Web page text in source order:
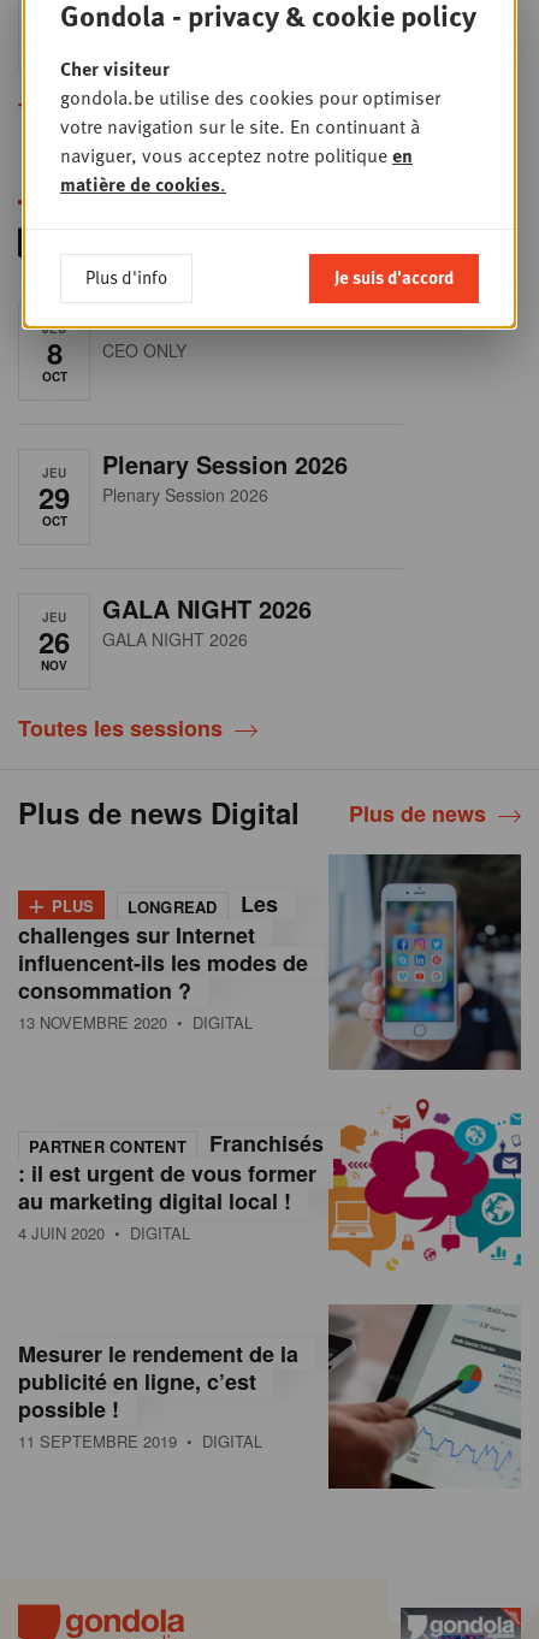
24
2026
Toutes les formations
JEU
8
OCT
RET-TALK
CEO ONLY
JEU
29
OCT
Plenary Session 2026
Plenary Session 2026
JEU
26
NOV
GALA NIGHT 2026
GALA NIGHT 2026
Toutes les sessions
Plus de news Digital Plus de news
+ PLUS LONGREAD
Les
challenges sur Internet
influencent-ils les modes de
consommation ?
13 NOVEMBRE 2020 • DIGITAL
PARTNER CONTENT
Franchisés
: il est urgent de vous former
au marketing digital local !
4 JUIN 2020 • DIGITAL
Mesurer le rendement de la
publicité en ligne, c’est
possible !
11 SEPTEMBRE 2019 • DIGITAL
Gondola - privacy & cookie policy
Cher visiteur
gondola.be utilise des cookies pour optimiser
votre navigation sur le site. En continuant à
naviguer, vous acceptez notre politiqueen
matière de cookies.
Plus d'info Je suis d'accord